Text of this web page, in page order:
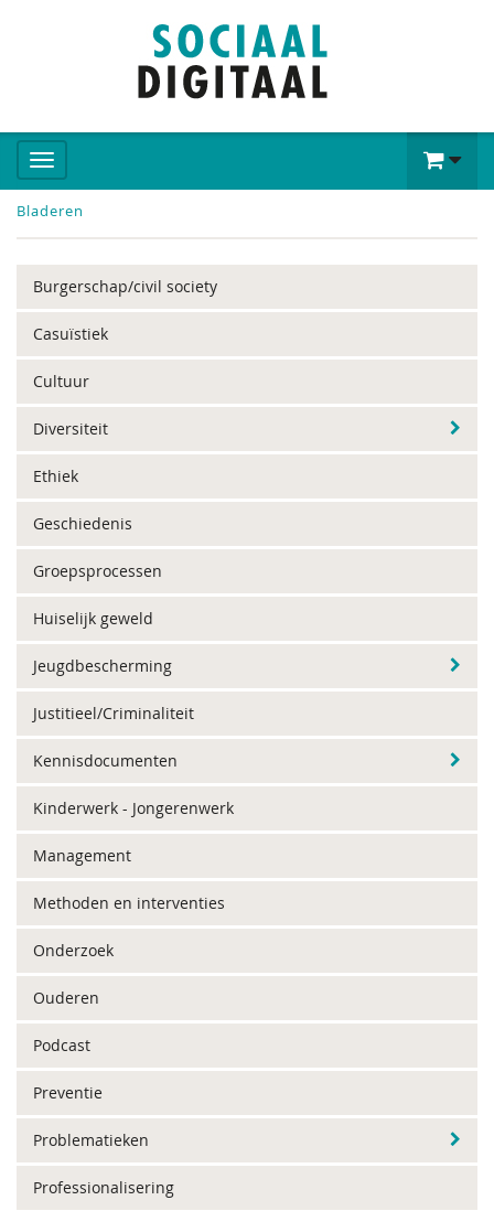
Bladeren
Burgerschap/civil society
Casuïstiek
Cultuur
Diversiteit
Ethiek
Geschiedenis
Groepsprocessen
Huiselijk geweld
Jeugdbescherming
Justitieel/Criminaliteit
Kennisdocumenten
Kinderwerk - Jongerenwerk
Management
Methoden en interventies
Onderzoek
Ouderen
Podcast
Preventie
Problematieken
Professionalisering